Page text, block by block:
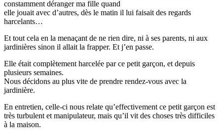
constamment déranger ma fille quand
elle jouait avec d’autres, dès le matin il lui faisait des regards
harcelants…
Et tout cela en la menaçant de ne rien dire, ni à ses parents, ni aux
jardinières sinon il allait la frapper. Et j’en passe.
Elle était complètement harcelée par ce petit garçon, et depuis
plusieurs semaines.
Nous décidons au plus vite de prendre rendez-vous avec la
jardinière.
En entretien, celle-ci nous relate qu’effectivement ce petit garçon est
très turbulent et manipulateur, mais qu’il vit des choses très difficiles
à la maison.